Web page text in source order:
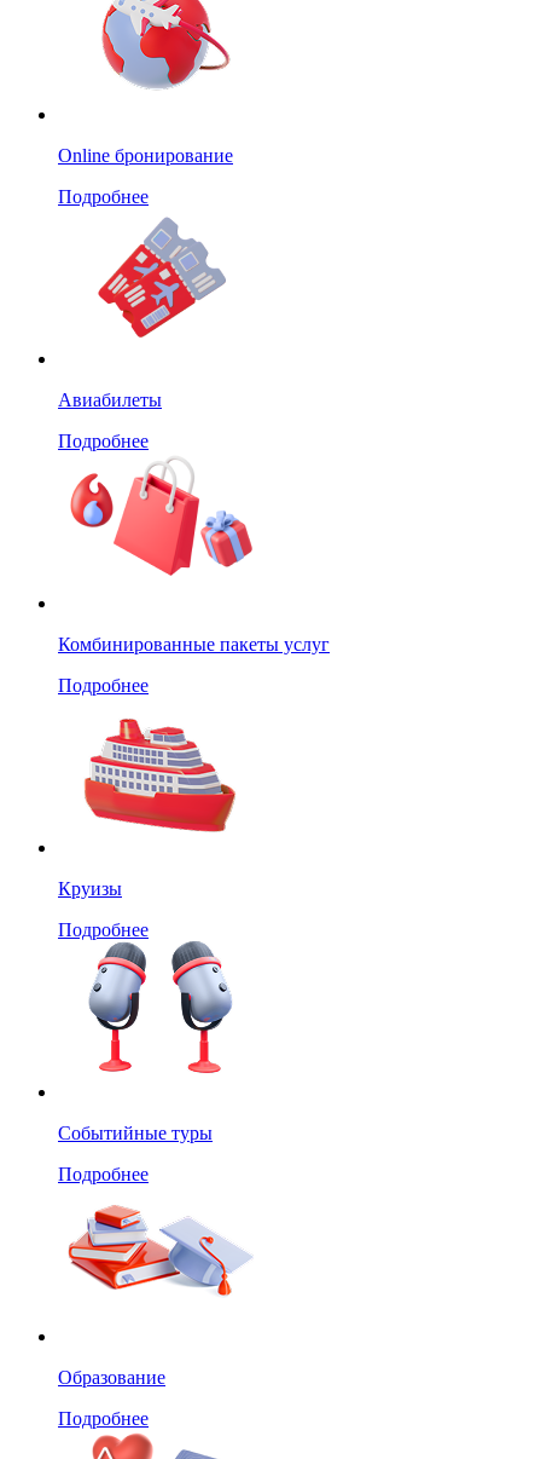
Online бронирование
Подробнее
Авиабилеты
Подробнее
Комбинированные пакеты услуг
Подробнее
Круизы
Подробнее
Событийные туры
Подробнее
Образование
Подробнее